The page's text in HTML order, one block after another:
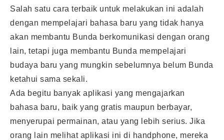
Salah satu cara terbaik untuk melakukan ini adalah
dengan mempelajari bahasa baru yang tidak hanya
akan membantu Bunda berkomunikasi dengan orang
lain, tetapi juga membantu Bunda mempelajari
budaya baru yang mungkin sebelumnya belum Bunda
ketahui sama sekali.
Ada begitu banyak aplikasi yang mengajarkan
bahasa baru, baik yang gratis maupun berbayar,
menyerupai permainan, atau yang lebih serius. Jika
orang lain melihat aplikasi ini di handphone, mereka